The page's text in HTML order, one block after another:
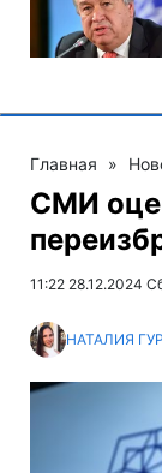
Главная »
СМИ
11:22 28.12.2024
НАТАЛИЯ